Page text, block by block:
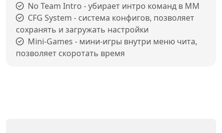
No Team Intro - убирает интро команд в ММ
CFG System - система конфигов, позволяет
сохранять и загружать настройки
Mini-Games - мини-игры внутри меню чита,
позволяет скоротать время